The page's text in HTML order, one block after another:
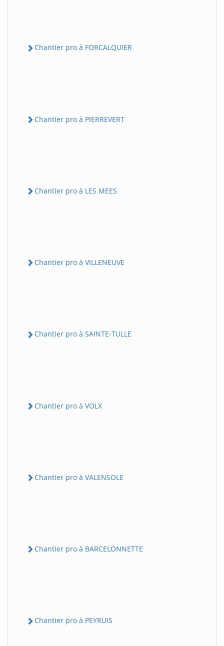
Chantier pro à FORCALQUIER
Chantier pro à PIERREVERT
Chantier pro à LES MEES
Chantier pro à VILLENEUVE
Chantier pro à SAINTE-TULLE
Chantier pro à VOLX
Chantier pro à VALENSOLE
Chantier pro à BARCELONNETTE
Chantier pro à PEYRUIS